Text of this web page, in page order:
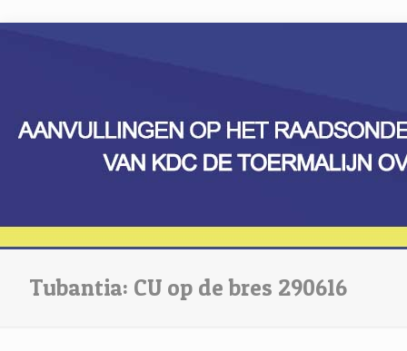
Tubantia: CU op de bres 290616